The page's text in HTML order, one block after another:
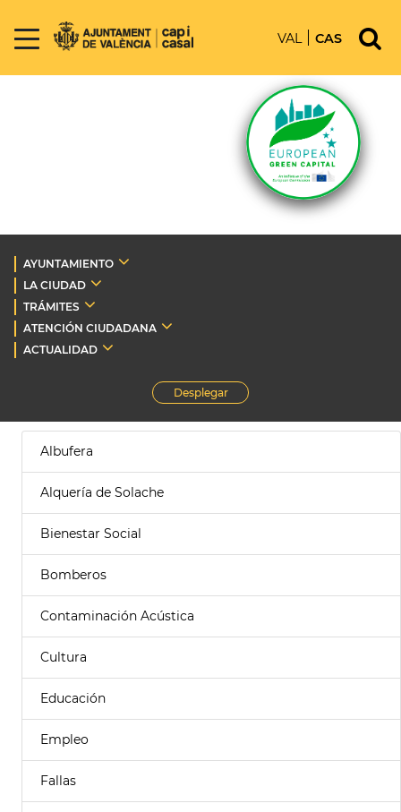
VAL CAS
AYUNTAMIENTO
LA CIUDAD
TRÁMITES
ATENCIÓN CIUDADANA
ACTUALIDAD
Desplegar
Albufera
Alquería de Solache
Bienestar Social
Bomberos
Contaminación Acústica
Cultura
Educación
Empleo
Fallas